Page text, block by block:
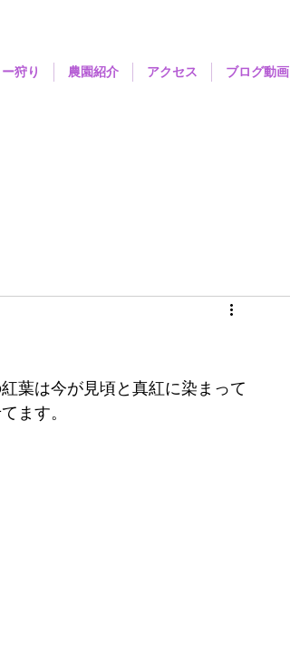
狩り 農園紹介 アクセス ブログ動画
葉は今が見頃と真紅に染まって
ます。